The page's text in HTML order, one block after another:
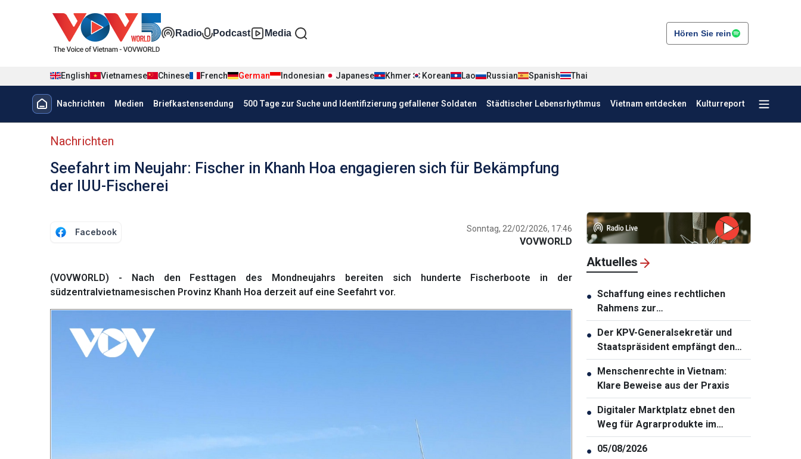
Đa phương tiện tiếng Đức
Radio Podcast Media Hören Sie rein
English Vietnamese Chinese French German Indonesian Japanese Khmer Korean Lao Russian Spanish Thai
Menu trang chủ tiếng Đức
Nachrichten Medien Briefkastensendung 500 Tage zur Suche und Identifizierung gefallener Soldaten Städtischer Lebensrhythmus Vietnam entdecken Kulturreport
menu phụ tiếng Đức
Nachrichten
Seefahrt im Neujahr: Fischer in Khanh Hoa engagieren sich für Bekämpfung
der IUU-Fischerei
Facebook Sonntag, 22/02/2026, 17:46
VOVWORLD
(VOVWORLD) - Nach den Festtagen des Mondneujahrs bereiten sich hunderte Fischerboote in der
südzentralvietnamesischen Provinz Khanh Hoa derzeit auf eine Seefahrt vor.
Aktuelles
● Schaffung eines rechtlichen
Rahmens zur
Wachstumsförderung
● Der KPV-Generalsekretär und
Staatspräsident empfängt den
Kommandeur des US Indo-Pacific
Command
● Menschenrechte in Vietnam:
Klare Beweise aus der Praxis
● Digitaler Marktplatz ebnet den
Weg für Agrarprodukte im
Hochland Tay Nguyen
● 05/08/2026